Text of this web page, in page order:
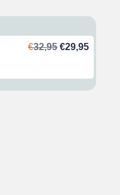
€32,95
€32,95
€29,95
€29,95.